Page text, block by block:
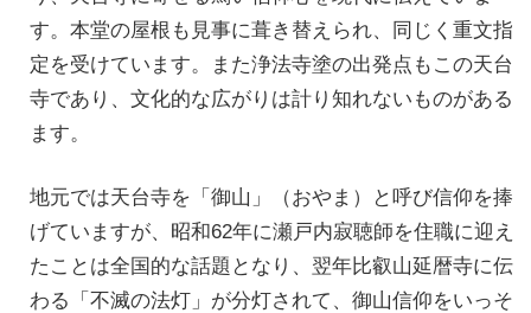
す。本堂の屋根も見事に葺き替えられ、同じく重文指
定を受けています。また浄法寺塗の出発点もこの天台
寺であり、文化的な広がりは計り知れないものがある
ます。
地元では天台寺を「御山」（おやま）と呼び信仰を捧
げていますが、昭和62年に瀬戸内寂聴師を住職に迎え
たことは全国的な話題となり、翌年比叡山延暦寺に伝
わる「不滅の法灯」が分灯されて、御山信仰をいっそ